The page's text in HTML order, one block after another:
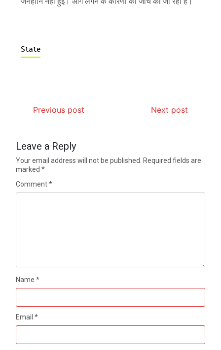
State
Previous post Next post
Leave a Reply
Your email address will not be published. Required fields are
marked*
Comment*
Name*
Email*